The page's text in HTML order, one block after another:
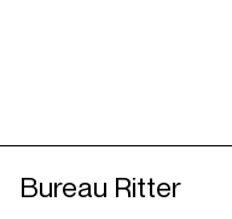
Bureau Ritter